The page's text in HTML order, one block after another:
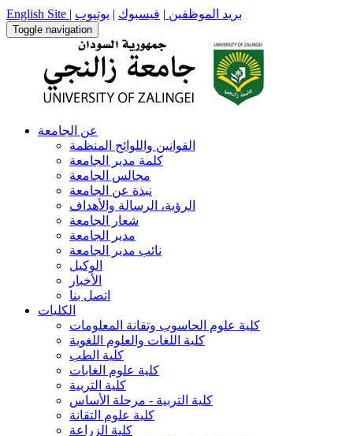
English Site | بريد الموظفين | فيسبوك | يوتيوب
Toggle navigation
عن الجامعة
القوانين واللوائح المنظمة
كلمة مدير الجامعة
مجالس الجامعة
نبذة عن الجامعة
الرؤية، الرسالة والأهداف
شعار الجامعة
مدير الجامعة
نائب مدير الجامعة
الوكيل
الأخبار
اتصل بنا
الكليات
كلية علوم الحاسوب وتقانة المعلومات
كلية اللغات والعلوم اللغوية
كلية الطب
كلية علوم الغابات
كلية التربية
كلية التربية - مرحلة الأساس
كلية علوم التقانة
كلية الزراعة